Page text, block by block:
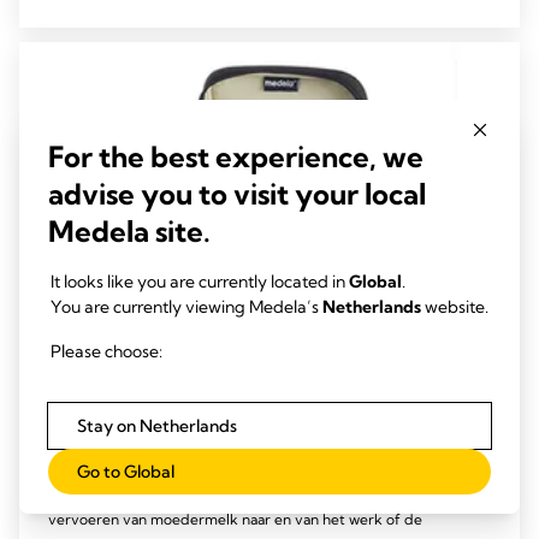
Koeltas
De koeltas van Medela is zeer geschikt voor het veilig en koel
vervoeren van moedermelk naar en van het werk of de
For the best experience, we
advise you to visit your local
Medela site.
It looks like you are currently located inGlobal.
You are currently viewing Medela’sNetherlandswebsite.
Please choose:
Stay on Netherlands
Go to Global